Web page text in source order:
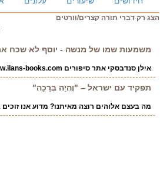
הצג רק דברי תורה קצרים/וורטים
משמעות שמו של מנשה - יוסף לא שכח
אילן סנדבסקי אתר סיפורים https://www.ilans-books.com/
תפקיד עם ישראל – "וֶהְיֵה בְּרָכָה"
מה בעצם אלוהים רוצה מאיתנו? מדוע אנו